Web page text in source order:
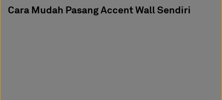
Cara Mudah Pasang Accent Wall Sendiri